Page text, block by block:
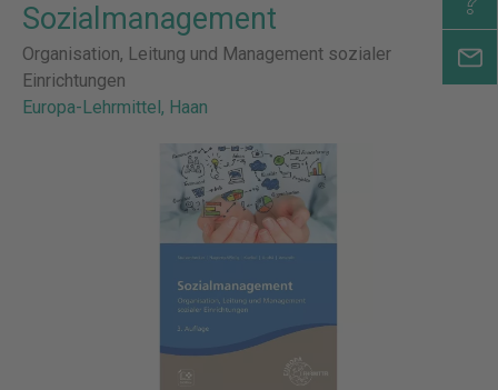
Sozialmanagement
Organisation, Leitung und Management sozialer
Einrichtungen
Europa-Lehrmittel, Haan